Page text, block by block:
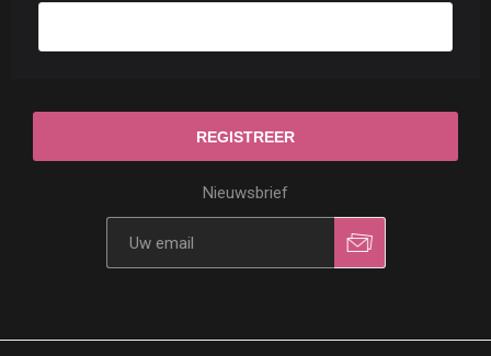
Nieuwsbrief